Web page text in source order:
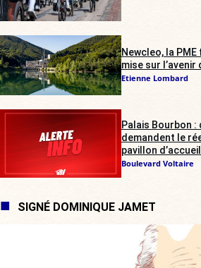
Newcleo, la
mise sur l’avenir
Etienne Lombard
Palais Bourbon :
demandent le
pavillon
Boulevard Voltaire
SIGNÉ DOMINIQUE JAMET